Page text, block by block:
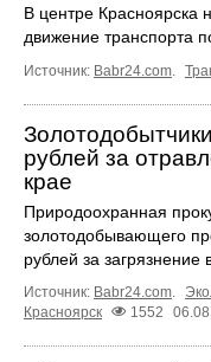
В центре Красноярска
движение транспорта
Источник: Babr24.com.
рублей за
крае
Природоохранная
золотодобывающего
рублей за
Источник: Babr24.com.
Красноярск
1552